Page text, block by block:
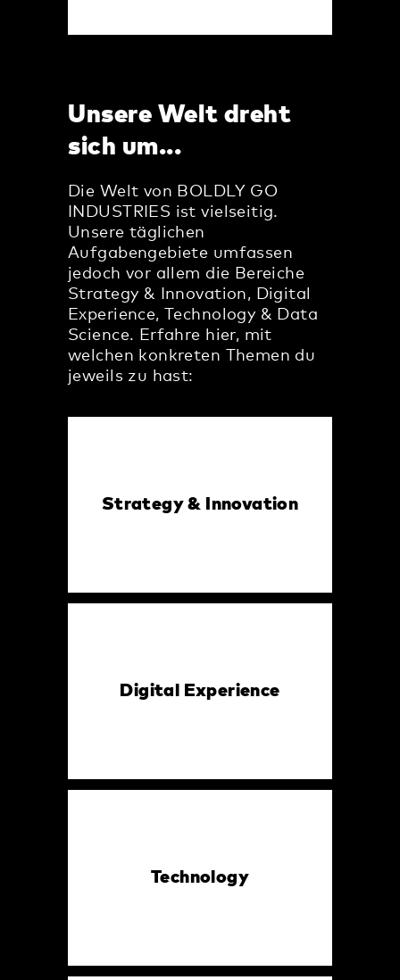
Unsere Welt dreht
sich um...
Die Welt von BOLDLY GO
INDUSTRIES ist vielseitig.
Unsere täglichen
Aufgabengebiete umfassen
jedoch vor allem die Bereiche
Strategy & Innovation, Digital
Experience, Technology & Data
Science. Erfahre hier, mit
welchen konkreten Themen du
jeweils zu hast:
Strategy & Innovation
Digital Experience
Technology